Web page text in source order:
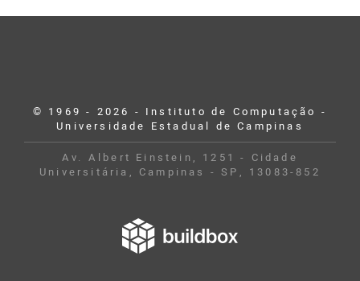
© 1969 - 2026 - Instituto de Computação -
Universidade Estadual de Campinas
Av. Albert Einstein, 1251 - Cidade
Universitária, Campinas - SP, 13083-852